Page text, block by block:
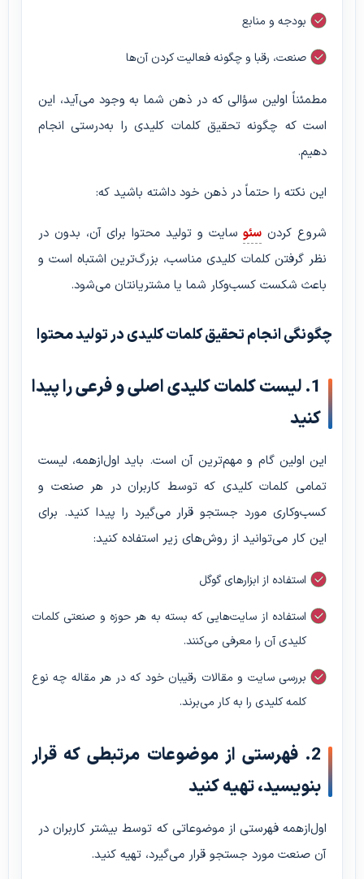
بودجه و منابع
صنعت، رقبا و چگونه فعالیت کردن آن‌ها
مطمئناً اولین سؤالی که در ذهن شما به وجود می‌آید، این
است که چگونه تحقیق کلمات کلیدی را به‌درستی انجام
دهیم.
این نکته را حتماً در ذهن خود داشته باشید که:
شروع کردن سئوسایت و تولید محتوا برای آن، بدون در
نظر گرفتن کلمات کلیدی مناسب، بزرگ‌ترین اشتباه است و
باعث شکست کسب‌وکار شما یا مشتریانتان می‌شود.
چگونگی انجام تحقیق کلمات کلیدی در تولید محتوا
1. لیست کلمات کلیدی اصلی و فرعی را پیدا
کنید
این اولین گام و مهم‌ترین آن است. باید اول‌ازهمه، لیست
تمامی کلمات کلیدی که توسط کاربران در هر صنعت و
کسب‌وکاری مورد جستجو قرار می‌گیرد را پیدا کنید. برای
این کار می‌توانید از روش‌های زیر استفاده کنید:
استفاده از ابزارهای گوگل
استفاده از سایت‌هایی که بسته به هر حوزه و صنعتی کلمات
کلیدی آن را معرفی می‌کنند.
بررسی سایت و مقالات رقیبان خود که در هر مقاله چه نوع
کلمه کلیدی را به کار می‌برند.
2. فهرستی از موضوعات مرتبطی که قرار
بنویسید، تهیه کنید
اول‌ازهمه فهرستی از موضوعاتی که توسط بیشتر کاربران در
آن صنعت مورد جستجو قرار می‌گیرد، تهیه کنید.